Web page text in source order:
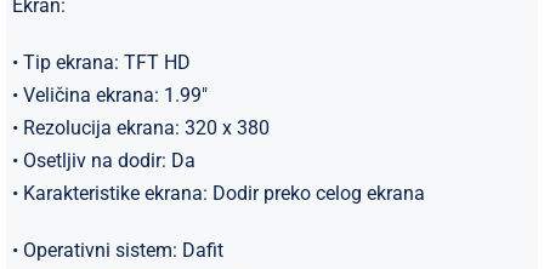
Ekran:
• Tip ekrana: TFT HD
• Veličina ekrana: 1.99″
• Rezolucija ekrana: 320 x 380
• Osetljiv na dodir: Da
• Karakteristike ekrana: Dodir preko celog ekrana
• Operativni sistem: Dafit